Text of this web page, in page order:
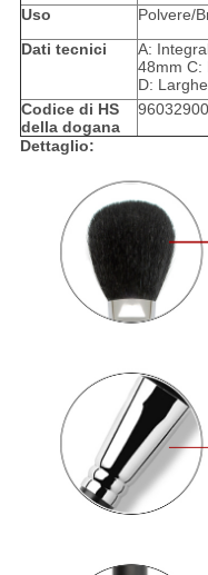
Uso
Polvere/
Dati tecnici
A:
48mm C:
D:
Codice di HS
della dogana
Dettaglio: